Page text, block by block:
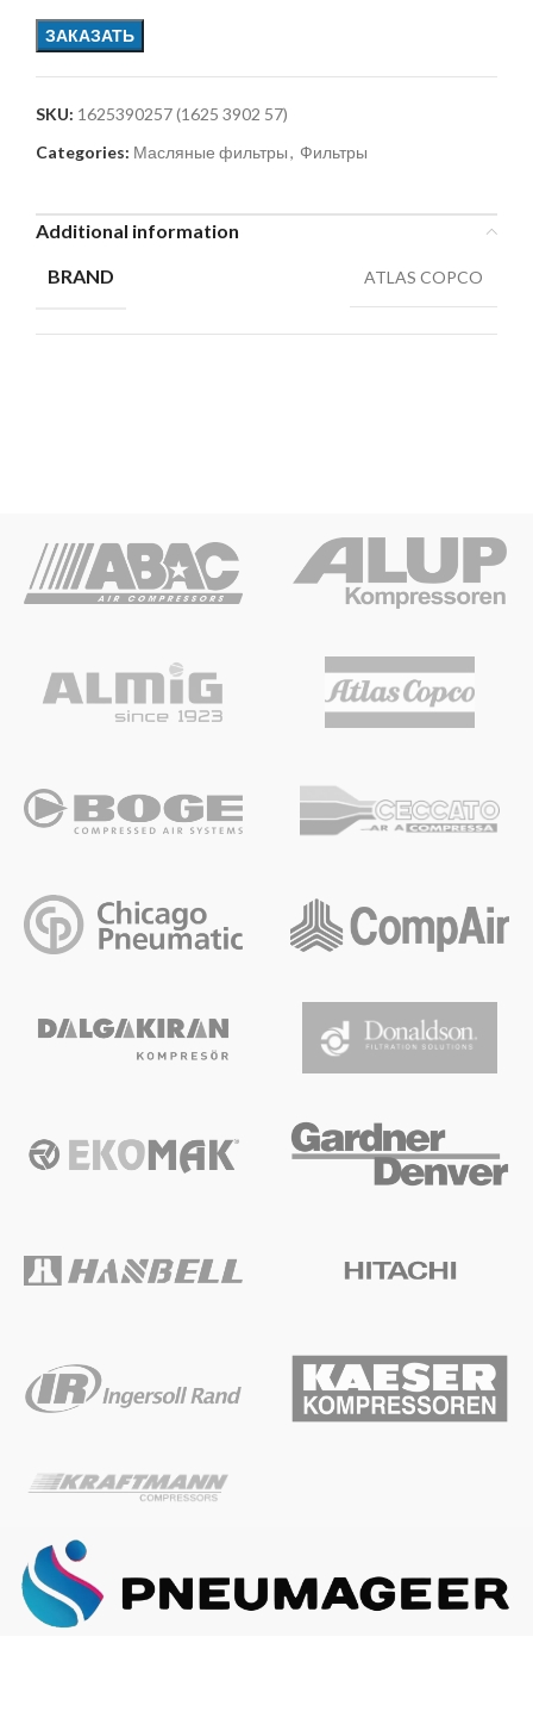
ЗАКАЗАТЬ
SKU: 1625390257 (1625 3902 57)
Categories: Масляные фильтры, Фильтры
Additional information
BRAND
ATLAS COPCO